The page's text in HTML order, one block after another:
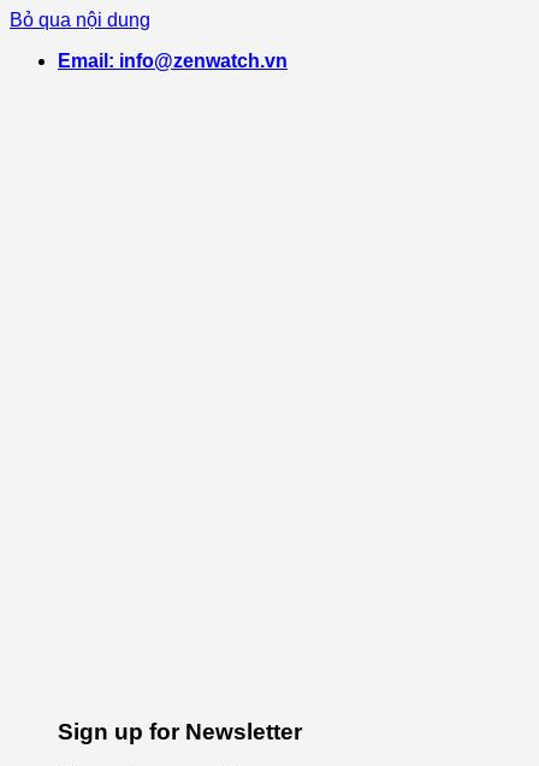
Bỏ qua nội dung
Email: info@zenwatch.vn
Sign up for Newsletter